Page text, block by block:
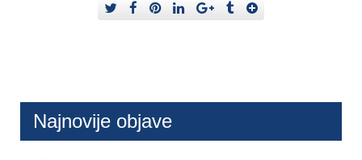
Najnovije objave